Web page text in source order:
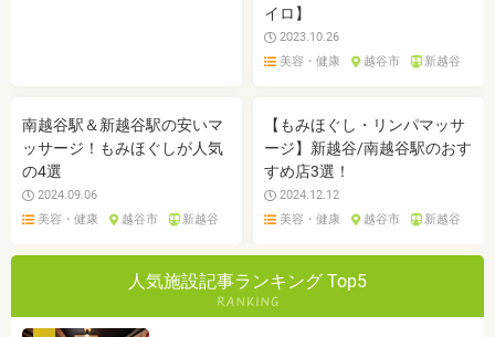
イロ】
2023.10.26
美容・健康
越谷市 新越谷
南越谷駅＆新越谷駅の安いマ
ッサージ！もみほぐしが人気
の4選
2024.09.06
美容・健康
越谷市 新越谷
【もみほぐし・リンパマッサ
ージ】新越谷/南越谷駅のおす
すめ店3選！
2024.12.12
美容・健康
越谷市 新越谷
人気施設記事ランキング Top5